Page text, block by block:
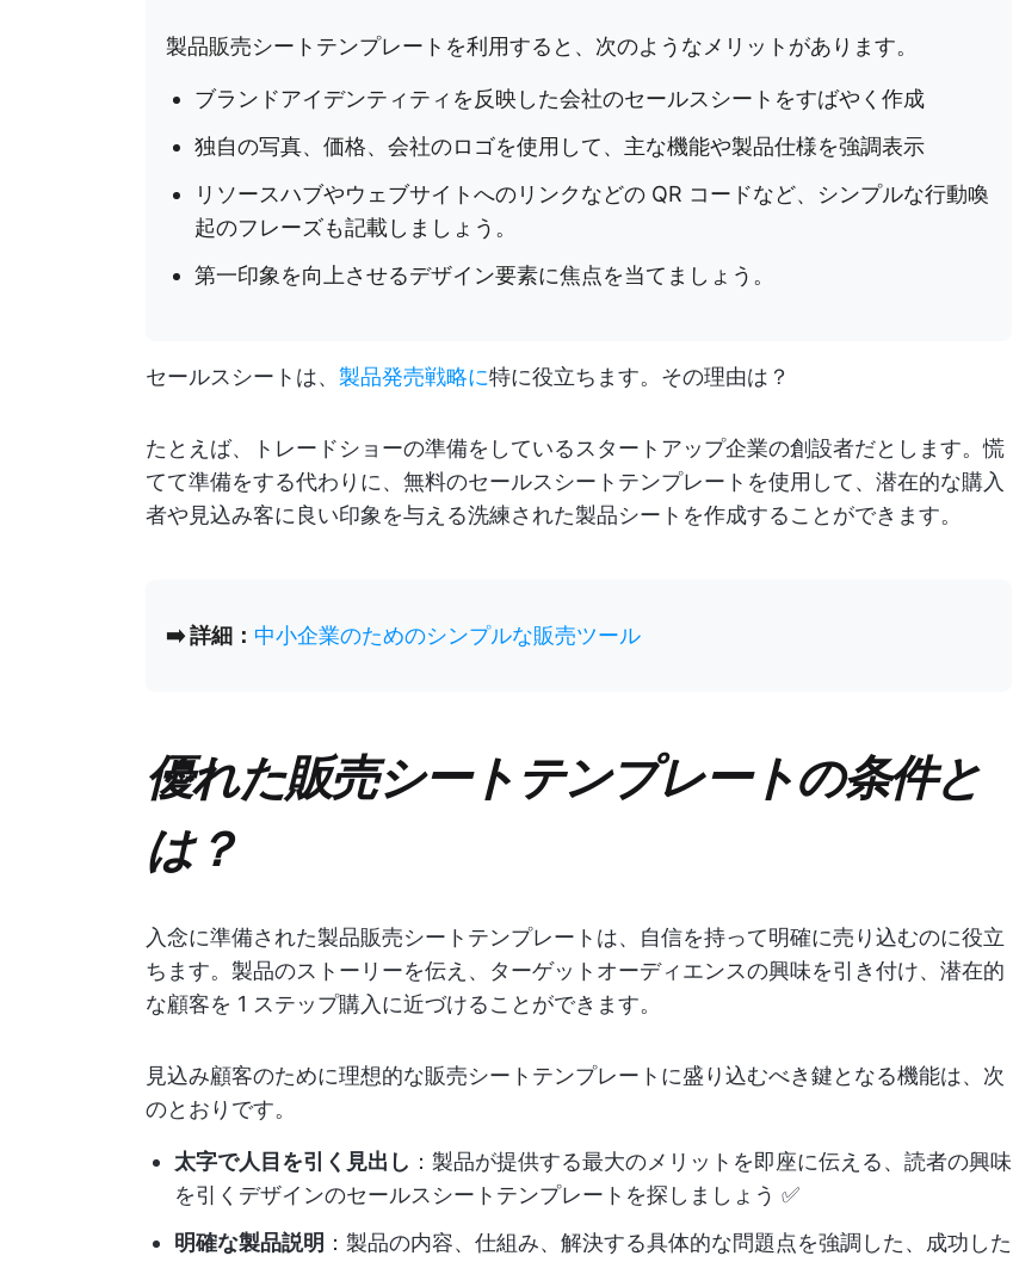
製品販売シートテンプレートを利用すると、次のようなメリットがあります。
ブランドアイデンティティを反映した会社のセールスシートをすばやく作成
独自の写真、価格、会社のロゴを使用して、主な機能や製品仕様を強調表示
リソースハブやウェブサイトへのリンクなどの QR コードなど、シンプルな行動喚
起のフレーズも記載しましょう。
第一印象を向上させるデザイン要素に焦点を当てましょう。
セールスシートは、 製品発売戦略に特に役立ちます。その理由は？
たとえば、トレードショーの準備をしているスタートアップ企業の創設者だとします。慌
てて準備をする代わりに、無料のセールスシートテンプレートを使用して、潜在的な購入
者や見込み客に良い印象を与える洗練された製品シートを作成することができます。
➡️ 詳細： 中小企業のためのシンプルな販売ツール
優れた販売シートテンプレートの条件と
は？
入念に準備された製品販売シートテンプレートは、自信を持って明確に売り込むのに役立
ちます。製品のストーリーを伝え、ターゲットオーディエンスの興味を引き付け、潜在的
な顧客を 1 ステップ購入に近づけることができます。
見込み顧客のために理想的な販売シートテンプレートに盛り込むべき鍵となる機能は、次
のとおりです。
太字で人目を引く見出し ：製品が提供する最大のメリットを即座に伝える、読者の興味
を引くデザインのセールスシートテンプレートを探しましょう ✅
明確な製品説明 ：製品の内容、仕組み、解決する具体的な問題点を強調した、成功した